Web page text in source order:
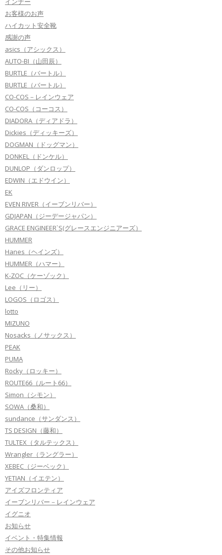
お客様のお声
ハイカット安全靴
感謝の声
asics（アシックス）
AUTO-BI（山田辰）
BURTLE（バートル）
BURTLE（バートル）
CO-COS－レインウェア
CO-COS（コーコス）
DIADORA（ディアドラ）
Dickies（ディッキーズ）
DOGMAN（ドッグマン）
DONKEL（ドンケル）
DUNLOP（ダンロップ）
EDWIN（エドウイン）
EK
EVEN RIVER（イーブンリバー）
GDJAPAN（ジーデージャパン）
GRACE ENGINEER`S(グレースエンジニアーズ）
HUMMER
Hanes（ヘインズ）
HUMMER（ハマー）
K-ZOC（ケーゾック）
Lee（リー）
LOGOS（ロゴス）
lotto
MIZUNO
Nosacks（ノサックス）
PEAK
PUMA
Rocky（ロッキー）
ROUTE66（ルート66）
Simon（シモン）
SOWA（桑和）
sundance（サンダンス）
TS DESIGN（藤和）
TULTEX（タルテックス）
Wrangler（ラングラー）
XEBEC（ジーベック）
YETIAN（イエテン）
アイズフロンティア
イーブンリバー－レインウェア
イグニオ
お知らせ
イベント・特集情報
その他お知らせ